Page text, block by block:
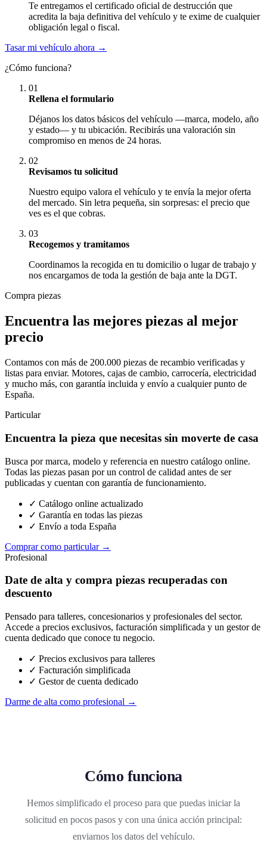
Te entregamos el certificado oficial de destrucción que
acredita la baja definitiva del vehículo y te exime de cualquier
obligación legal o fiscal.
Tasar mi vehículo ahora →
¿Cómo funciona?
01
Rellena el formulario
Déjanos los datos básicos del vehículo —marca, modelo, año
y estado— y tu ubicación. Recibirás una valoración sin
compromiso en menos de 24 horas.
02
Revisamos tu solicitud
Nuestro equipo valora el vehículo y te envía la mejor oferta
del mercado. Sin letra pequeña, sin sorpresas: el precio que
ves es el que cobras.
03
Recogemos y tramitamos
Coordinamos la recogida en tu domicilio o lugar de trabajo y
nos encargamos de toda la gestión de baja ante la DGT.
Compra piezas
Encuentra las mejores piezas al mejor
precio
Contamos con más de 200.000 piezas de recambio verificadas y
listas para enviar. Motores, cajas de cambio, carrocería, electricidad
y mucho más, con garantía incluida y envío a cualquier punto de
España.
Particular
Encuentra la pieza que necesitas sin moverte de casa
Busca por marca, modelo y referencia en nuestro catálogo online.
Todas las piezas pasan por un control de calidad antes de ser
publicadas y cuentan con garantía de funcionamiento.
✓ Catálogo online actualizado
✓ Garantía en todas las piezas
✓ Envío a toda España
Comprar como particular →
Profesional
Date de alta y compra piezas recuperadas con
descuento
Pensado para talleres, concesionarios y profesionales del sector.
Accede a precios exclusivos, facturación simplificada y un gestor de
cuenta dedicado que conoce tu negocio.
✓ Precios exclusivos para talleres
✓ Facturación simplificada
✓ Gestor de cuenta dedicado
Darme de alta como profesional →
Cómo funciona
Hemos simplificado el proceso para que puedas iniciar la
solicitud en pocos pasos y con una única acción principal:
enviarnos los datos del vehículo.